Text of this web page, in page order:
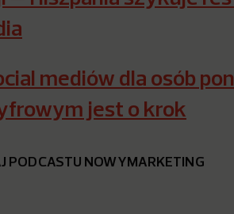
mediów dla osób
jest o krok
PODCASTU NOWYMARKETING